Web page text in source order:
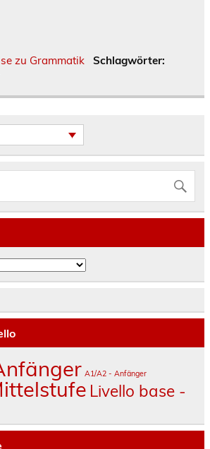
zu Grammatik
Schlagwörter:
A1/A2 - Anfänger
Livello base -